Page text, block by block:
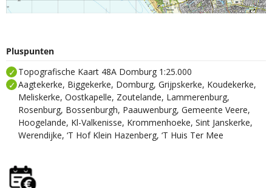
Pluspunten
Topografische Kaart 48A Domburg 1:25.000
Aagtekerke, Biggekerke, Domburg, Grijpskerke, Koudekerke,
Meliskerke, Oostkapelle, Zoutelande, Lammerenburg,
Rosenburg, Bossenburgh, Paauwenburg, Gemeente Veere,
Hoogelande, Kl-Valkenisse, Krommenhoeke, Sint Janskerke,
Werendijke, ‘T Hof Klein Hazenberg, ‘T Huis Ter Mee